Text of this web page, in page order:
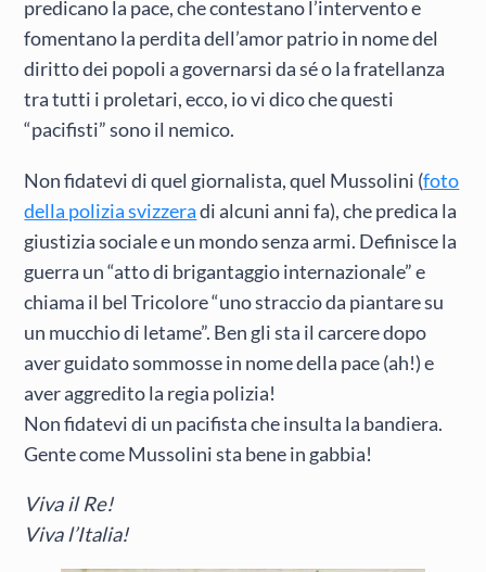
predicano la pace, che contestano l’intervento e
fomentano la perdita dell’amor patrio in nome del
diritto dei popoli a governarsi da sé o la fratellanza
tra tutti i proletari, ecco, io vi dico che questi
“pacifisti” sono il nemico.
Non fidatevi di quel giornalista, quel Mussolini (foto
della polizia svizzeradi alcuni anni fa), che predica la
giustizia sociale e un mondo senza armi. Definisce la
guerra un “atto di brigantaggio internazionale” e
chiama il bel Tricolore “uno straccio da piantare su
un mucchio di letame”. Ben gli sta il carcere dopo
aver guidato sommosse in nome della pace (ah!) e
aver aggredito la regia polizia!
Non fidatevi di un pacifista che insulta la bandiera.
Gente come Mussolini sta bene in gabbia!
Viva il Re!
Viva l’Italia!